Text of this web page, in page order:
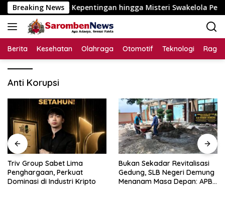
Langsung
ke
konten
Breaking News
Konflik Kepentingan hingga Misteri Swakelola Petani
Berita Kesehatan Olahraga Otomotif Teknologi
Anti Korupsi
Triv Group Sabet Lima
Penghargaan, Perkuat
Dominasi di Industri Kripto
Bukan Sekadar Revitalisasi
Gedung, SLB Negeri Demung
Menanam Masa Depan: APBN